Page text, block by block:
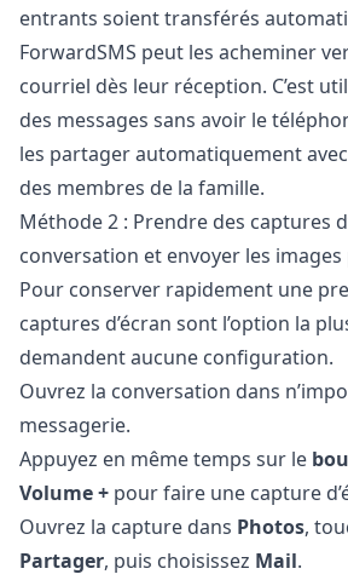
entrants soient transférés
ForwardSMS peut les acheminer
courriel dès leur réception. C’est
des messages sans avoir le
les partager automatiquement
des membres de la famille.
Méthode 2 : Prendre des captures
conversation et envoyer les
Pour conserver rapidement une
captures d’écran sont l’option la
demandent aucune configuration.
Ouvrez la conversation dans
messagerie.
Appuyez en même temps sur le
Volume + pour faire une capture
Ouvrez la capture dans Photos,
Partager, puis choisissez Mail.